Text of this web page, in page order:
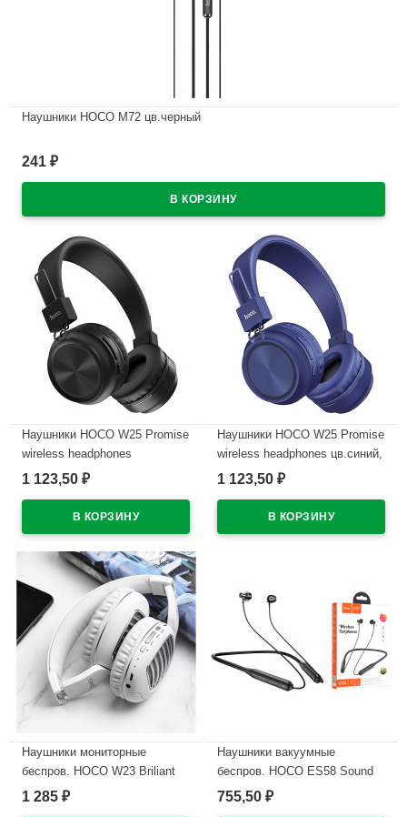
Наушники HOCO M72 цв.черный
241 ₽
Наушники HOCO W25 Promise
wireless headphones
цв.черный, внешние
1 123,50 ₽
Наушники HOCO W25 Promise
wireless headphones цв.синий,
внешние
1 123,50 ₽
Наушники мониторные
беспров. HOCO W23 Briliant
sound цв.белый
1 285 ₽
Наушники вакуумные
беспров. HOCO ES58 Sound
tide sports цв.черный
755,50 ₽